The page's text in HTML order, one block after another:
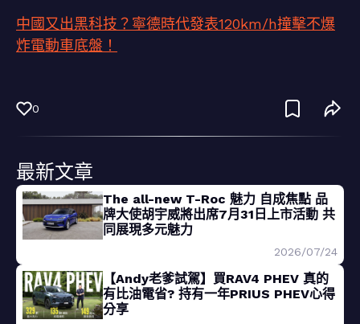
中國又出黑科技？寧德時代發表120km/h撞擊不爆
炸電動車底盤！
0
最新文章
The all-new T-Roc 魅力 自成焦點 品
牌大使胡宇威將出席7月31日上市活動 共
同展現多元魅力
2026/07/24
【Andy老爹試駕】買RAV4 PHEV 真的
有比油電省? 持有一年PRIUS PHEV心得
分享